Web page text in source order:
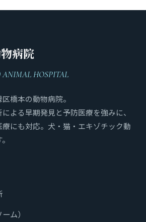
病院
ANIMAL HOSPITAL
橋本の動物病院。
よる早期発見と予防医療を強みに、
にも対応。犬・猫・エキゾチック動
ム）